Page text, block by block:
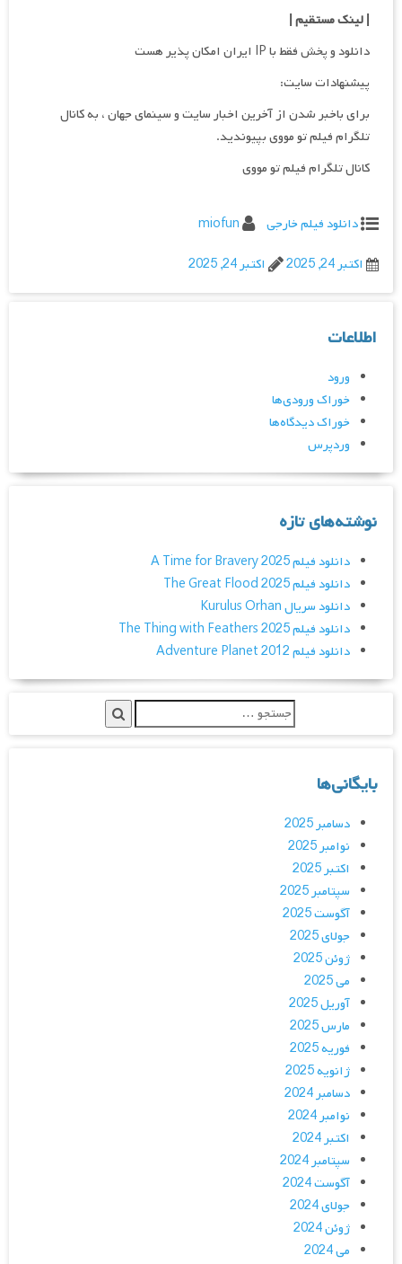
| لینک مستقیم |
دانلود و پخش فقط با IP ایران امکان پذیر هست
پیشنهادات سایت:
برای باخبر شدن از آخرین اخبار سایت و سینمای جهان ، به کانال
تلگرام فیلم تو مووی بپیوندید.
کانال تلگرام فیلم تو مووی
دانلود فیلم خارجی
miofun
اکتبر 24, 2025
اکتبر 24, 2025
اطلاعات
ورود
خوراک ورودی‌ها
خوراک دیدگاه‌ها
وردپرس
نوشته‌های تازه
دانلود فیلم A Time for Bravery 2025
دانلود فیلم The Great Flood 2025
دانلود سریال Kurulus Orhan
دانلود فیلم The Thing with Feathers 2025
دانلود فیلم Adventure Planet 2012
بایگانی‌ها
دسامبر 2025
نوامبر 2025
اکتبر 2025
سپتامبر 2025
آگوست 2025
جولای 2025
ژوئن 2025
می 2025
آوریل 2025
مارس 2025
فوریه 2025
ژانویه 2025
دسامبر 2024
نوامبر 2024
اکتبر 2024
سپتامبر 2024
آگوست 2024
جولای 2024
ژوئن 2024
می 2024